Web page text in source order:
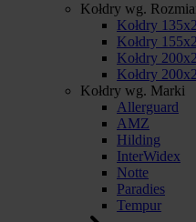
Kołdry wg.
Kołdry
Kołdry
Kołdry
Kołdry
Kołdry wg. Marki
Allerguard
AMZ
Hilding
InterWidex
Notte
Paradies
Tempur